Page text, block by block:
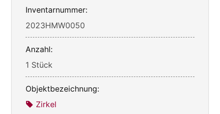
Inventarnummer:
2023HMW0050
Anzahl:
1 Stück
Objektbezeichnung:
Zirkel